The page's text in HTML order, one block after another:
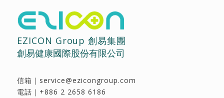
EZICON Group 創易集團
創易健康國際股份有限公司
信箱｜ service@ezicongroup.com
電話｜ +886 2 2658 6186